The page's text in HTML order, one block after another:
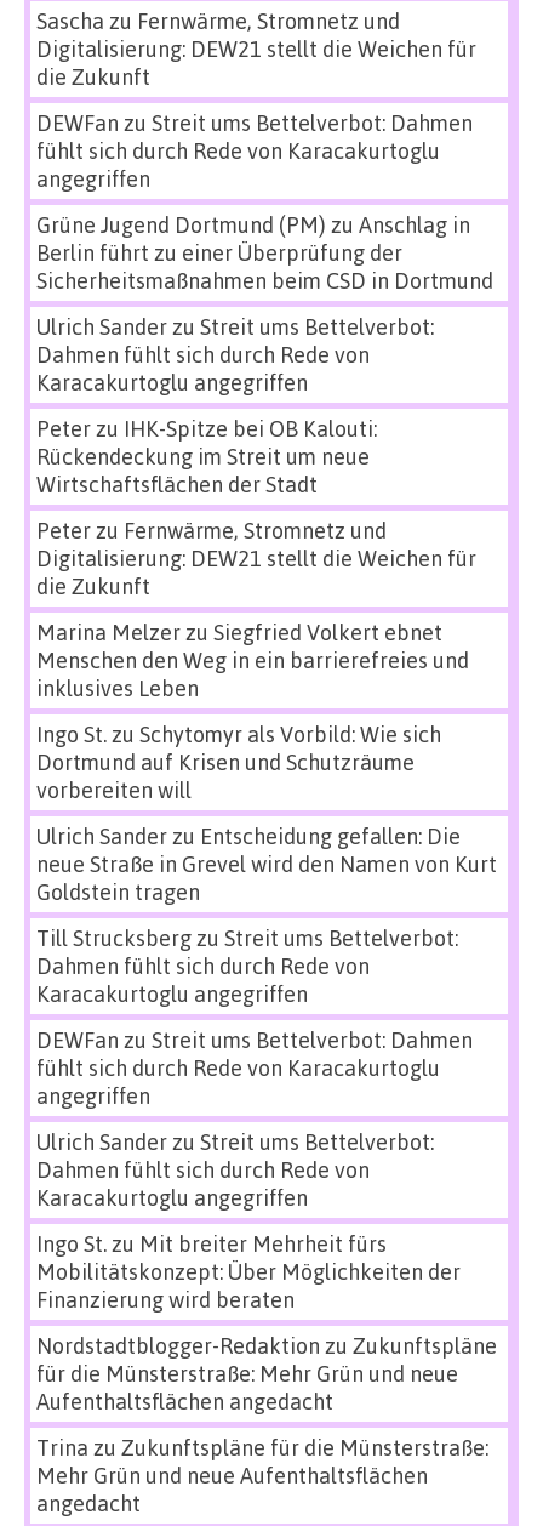
Sascha zu Fernwärme, Stromnetz und
Digitalisierung: DEW21 stellt die Weichen für
die Zukunft
DEWFan zu Streit ums Bettelverbot: Dahmen
fühlt sich durch Rede von Karacakurtoglu
angegriffen
Grüne Jugend Dortmund (PM) zu Anschlag in
Berlin führt zu einer Überprüfung der
Sicherheitsmaßnahmen beim CSD in Dortmund
Ulrich Sanderzu Streit ums Bettelverbot:
Dahmen fühlt sich durch Rede von
Karacakurtoglu angegriffen
Peterzu IHK-Spitze bei OB Kalouti:
Rückendeckung im Streit um neue
Wirtschaftsflächen der Stadt
Peterzu Fernwärme, Stromnetz und
Digitalisierung: DEW21 stellt die Weichen für
die Zukunft
Marina Melzerzu Siegfried Volkert ebnet
Menschen den Weg in ein barrierefreies und
inklusives Leben
Ingo St.zu Schytomyr als Vorbild: Wie sich
Dortmund auf Krisen und Schutzräume
vorbereiten will
Ulrich Sanderzu Entscheidung gefallen: Die
neue Straße in Grevel wird den Namen von Kurt
Goldstein tragen
Till Strucksbergzu Streit ums Bettelverbot:
Dahmen fühlt sich durch Rede von
Karacakurtoglu angegriffen
DEWFan zu Streit ums Bettelverbot: Dahmen
fühlt sich durch Rede von Karacakurtoglu
angegriffen
Ulrich Sanderzu Streit ums Bettelverbot:
Dahmen fühlt sich durch Rede von
Karacakurtoglu angegriffen
Ingo St.zu Mit breiter Mehrheit fürs
Mobilitätskonzept: Über Möglichkeiten der
Finanzierung wird beraten
Nordstadtblogger-Redaktion zu Zukunftspläne
für die Münsterstraße: Mehr Grün und neue
Aufenthaltsflächen angedacht
Trina zu Zukunftspläne für die Münsterstraße:
Mehr Grün und neue Aufenthaltsflächen
angedacht